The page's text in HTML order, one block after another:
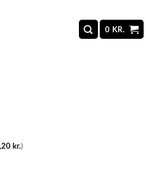
0 KR.
kr.)